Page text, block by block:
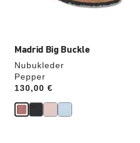
Madrid Big Buckle
Nubukleder
Pepper
Price:
130,00 €